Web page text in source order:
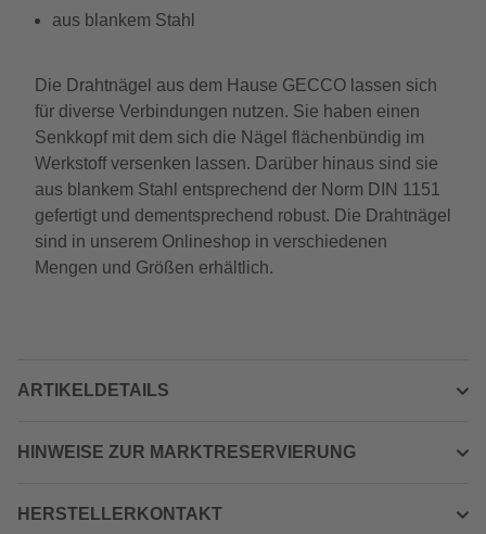
aus blankem Stahl
Die Drahtnägel aus dem Hause GECCO lassen sich
für diverse Verbindungen nutzen. Sie haben einen
Senkkopf mit dem sich die Nägel flächenbündig im
Werkstoff versenken lassen. Darüber hinaus sind sie
aus blankem Stahl entsprechend der Norm DIN 1151
gefertigt und dementsprechend robust. Die Drahtnägel
sind in unserem Onlineshop in verschiedenen
Mengen und Größen erhältlich.
ARTIKELDETAILS
HINWEISE ZUR MARKTRESERVIERUNG
HERSTELLERKONTAKT